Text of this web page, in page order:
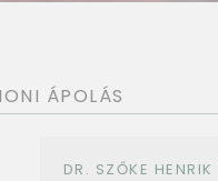
ÁPOLÁS
DR. SZŐKE HENRIK